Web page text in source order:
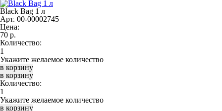
Black Bag 1 л
Арт. 00-00002745
Цена:
70 р.
Количество:
Укажите желаемое количество
Количество:
Укажите желаемое количество